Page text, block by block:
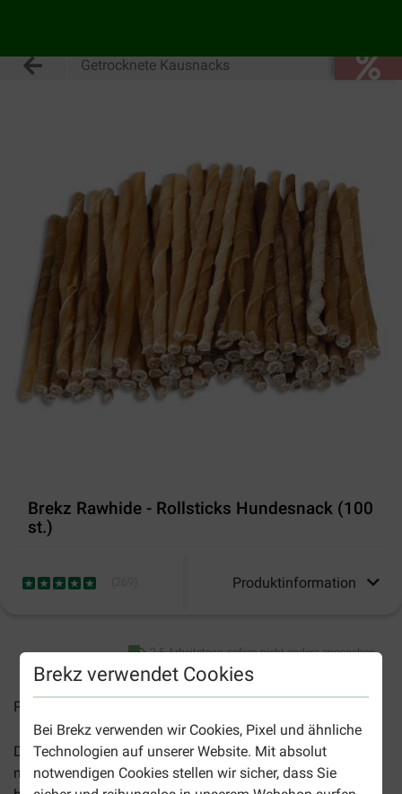
Brekz verwendet Cookies
Bei Brekz verwenden wir Cookies, Pixel und ähnliche
Technologien auf unserer Website. Mit absolut
notwendigen Cookies stellen wir sicher, dass Sie
Getrocknete Kausnacks
Brekz Rawhide - Rollsticks Hundesnack (100
st.)
Produktinformation
2-5 Arbeitstage, sofern nicht anders angegeben
Preise inkl. MwSt zzgl.
DieBrekz Rollsticks für den Hundsind köstliche und
natürliche Kaustangen für Ihren Hund. Diese Leckerbissen